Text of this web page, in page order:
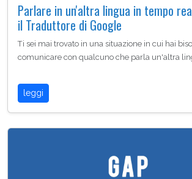
Parlare in un'altra lingua in tempo
il Traduttore di Google
Ti sei mai trovato in una situazione in cui hai
comunicare con qualcuno che parla un'altra
leggi